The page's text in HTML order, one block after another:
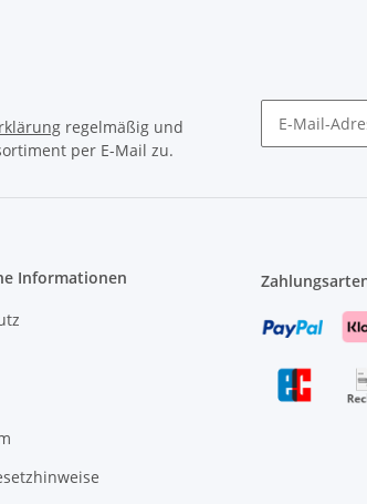
regelmäßig und
per E-Mail zu.
Informationen